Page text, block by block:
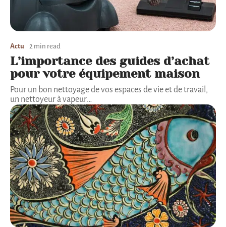
Actu 2 min read
L’importance des guides d’achat
pour votre équipement maison
Pour un bon nettoyage de vos espaces de vie et de travail,
un nettoyeur à vapeur…